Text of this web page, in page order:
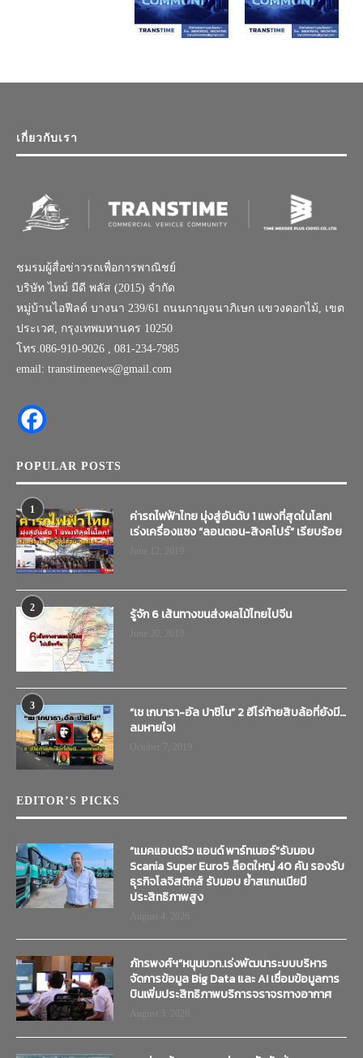
เกี่ยวกับเรา
ชมรมผู้สื่อข่าวรถเพื่อการพาณิชย์
บริษัท ไทม์ มีดี พลัส (2015) จำกัด
หมู่บ้านไอฟีลด์ บางนา 239/61 ถนนกาญจนาภิเษก แขวงดอกไม้, เขต
ประเวศ, กรุงเทพมหานคร 10250
โทร.086-910-9026 , 081-234-7985
email: transtimenews@gmail.com
POPULAR POSTS
1
ค่ารถไฟฟ้าไทย มุ่งสู่อันดับ 1 แพงที่สุดในโลก!
เร่งเครื่องแซง “ลอนดอน-สิงคโปร์” เรียบร้อย
2 รู้จัก 6 เส้นทางขนส่งผลไม้ไทยไปจีน
3
“เช เกบารา-อัล ปาชิโน” 2 ฮีโร่ท้ายสิบล้อที่ยังมี…
ลมหายใจ!
EDITOR’S PICKS
“แมคแอนดริว แอนด์ พาร์ทเนอร์”รับมอบ
Scania Super Euro5 ล็อตใหญ่ 40 คัน รองรับ
ธุรกิจโลจิสติกส์ รับมอบ ย้ำสแกนเนียมี
ประสิทธิภาพสูง
ภัทรพงศ์ฯ”หนุนบวท.เร่งพัฒนาระบบบริหาร
จัดการข้อมูล Big Data และ AI เชื่อมข้อมูลการ
บินเพิ่มประสิทธิภาพบริการจราจรทางอากาศ